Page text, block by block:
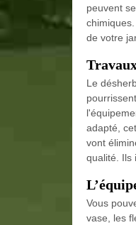
peuvent
de votre
Le
adapté,
vont
qualité. Ils
Vous
vase, les